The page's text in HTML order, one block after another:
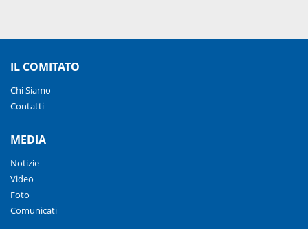
IL COMITATO
Chi Siamo
Contatti
MEDIA
Notizie
Video
Foto
Comunicati